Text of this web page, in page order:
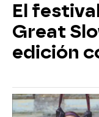
El
Great
edición